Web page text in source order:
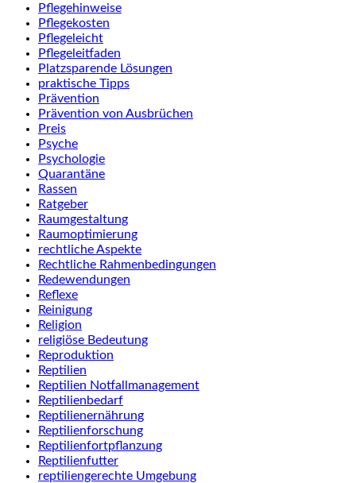
Pflegehinweise
Pflegekosten
Pflegeleicht
Pflegeleitfaden
Platzsparende Lösungen
praktische Tipps
Prävention
Prävention von Ausbrüchen
Preis
Psyche
Psychologie
Quarantäne
Rassen
Ratgeber
Raumgestaltung
Raumoptimierung
rechtliche Aspekte
Rechtliche Rahmenbedingungen
Redewendungen
Reflexe
Reinigung
Religion
religiöse Bedeutung
Reproduktion
Reptilien
Reptilien Notfallmanagement
Reptilienbedarf
Reptilienernährung
Reptilienforschung
Reptilienfortpflanzung
Reptilienfutter
reptiliengerechte Umgebung